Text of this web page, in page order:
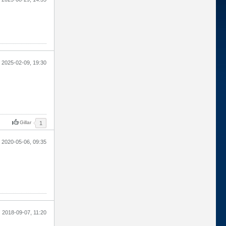
2025-02-09, 19:30
Gillar 1
2020-05-06, 09:35
2018-09-07, 11:20